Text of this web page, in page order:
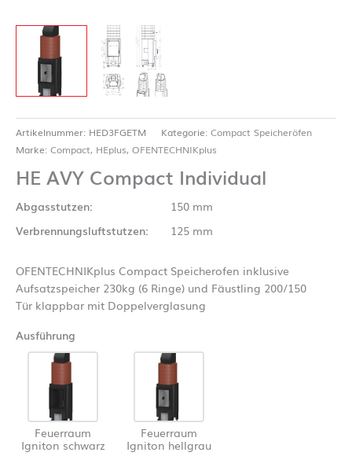
Artikelnummer: HED3FGETM Kategorie: Compact Speicheröfen
Marke: Compact, HEplus, OFENTECHNIKplus
HE AVY Compact Individual
Abgasstutzen:
150 mm
Verbrennungsluftstutzen:
125 mm
OFENTECHNIKplus Compact Speicherofen inklusive
Aufsatzspeicher 230kg (6 Ringe) und Fäustling 200/150
Tür klappbar mit Doppelverglasung
Ausführung
Feuerraum
Igniton schwarz
Feuerraum
Igniton hellgrau